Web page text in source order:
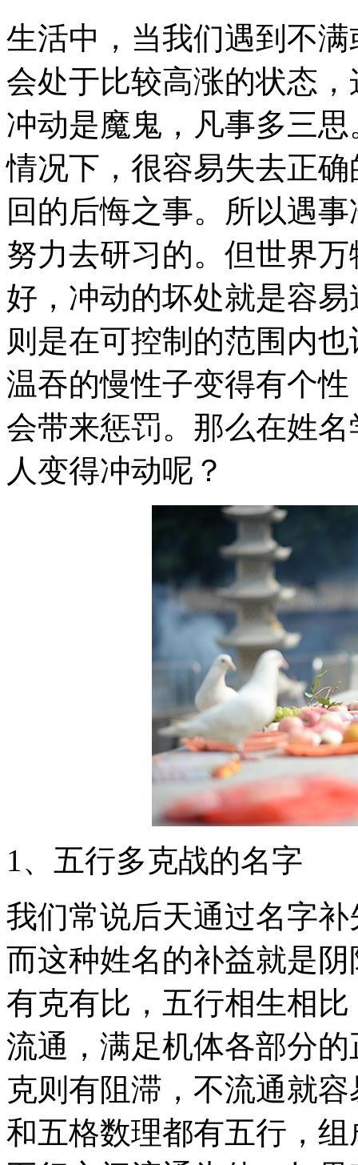
生活中，当我们遇到不
会处于比较高涨的状态
冲动是魔鬼，凡事多三
情况下，很容易失去正
回的后悔之事。所以遇
努力去研习的。但世界
好，冲动的坏处就是容
则是在可控制的范围内
温吞的慢性子变得有个
会带来惩罚。那么在姓
人变得冲动呢？
1、五行多克战的名字
我们常说后天通过名字
而这种姓名的补益就是
有克有比，五行相生相
流通，满足机体各部分
克则有阻滞，不流通就
和五格数理都有五行，